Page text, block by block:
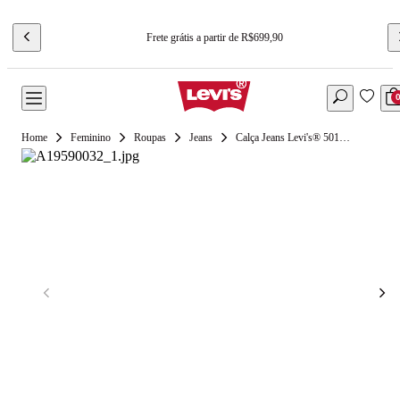
Frete grátis a partir de R$699,90
0
Feminino Roupas Jeans Calça Jeans Levi's® 501®'90s Off White